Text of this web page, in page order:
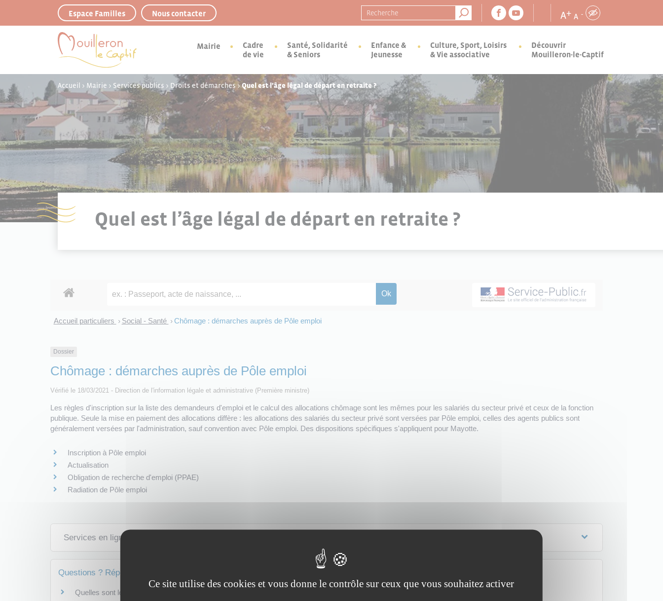
Espace Familles Nous contacter Recherche pour : A+ A -
Mairie
Cadre
de vie
Santé, Solidarité
& Seniors
Enfance &
Jeunesse
Culture, Sport, Loisirs
& Vie associative
Découvrir
Mouilleron-le-Captif
Accueil > Mairie > Services publics > Droits et démarches >Quel est l’âge légal de départ en retraite ?
Quel est l’âge légal de départ en retraite ?
Accueil particuliers > Social - Santé > Chômage : démarches auprès de Pôle emploi
Dossier
Chômage : démarches auprès de Pôle emploi
Vérifié le 18/03/2021 - Direction de l'information légale et administrative (Première ministre)
Les règles d'inscription sur la liste des demandeurs d'emploi et le calcul des allocations chômage sont les mêmes pour les salariés du secteur privé et ceux de la fonction
publique. Seule la mise en paiement des allocations diffère : les allocations des salariés du secteur privé sont versées par Pôle emploi, celles des agents publics sont
généralement versées par l'administration, sauf convention avec Pôle emploi. Des dispositions spécifiques s'appliquent pour Mayotte.
Inscription à Pôle emploi
Actualisation
Obligation de recherche d'emploi (PPAE)
Radiation de Pôle emploi
Services en ligne et formulaires
Questions ? Réponses !
Quelles sont les catégories de demandeurs d'emploi ?
Panneau de gestion des cookies
Ce site utilise des cookies et vous donne le contrôle sur ceux que vous souhaitez activer